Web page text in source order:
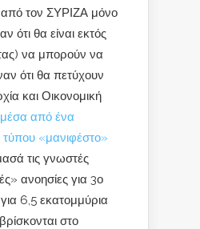
τον ΣΥΡΙΖΑ μόνο
ότι θα είναι εκτός
να μπορούν να
ότι θα πετύχουν
και Οικονομική
μέσα από ένα
«μανιφέστο»
τις γνωστές
ανοησίες για 3ο
6,5 εκατομμύρια
στο